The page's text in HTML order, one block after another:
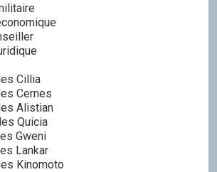
Cillia
Cernes
Alistian
Quicia
Gweni
Lankar
Kinomoto